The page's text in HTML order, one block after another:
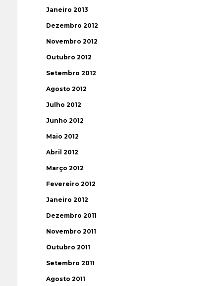
Janeiro 2013
Dezembro 2012
Novembro 2012
Outubro 2012
Setembro 2012
Agosto 2012
Julho 2012
Junho 2012
Maio 2012
Abril 2012
Março 2012
Fevereiro 2012
Janeiro 2012
Dezembro 2011
Novembro 2011
Outubro 2011
Setembro 2011
Agosto 2011